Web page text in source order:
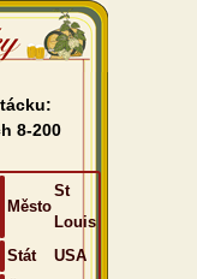
8-200
Město
St
Louis
Stát USA